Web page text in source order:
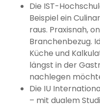
Die IST-
Beispiel ein
raus. Praxisnah,
Branchenbezug.
Küche und
längst in der
nachlegen
Die IU
– mit dualem